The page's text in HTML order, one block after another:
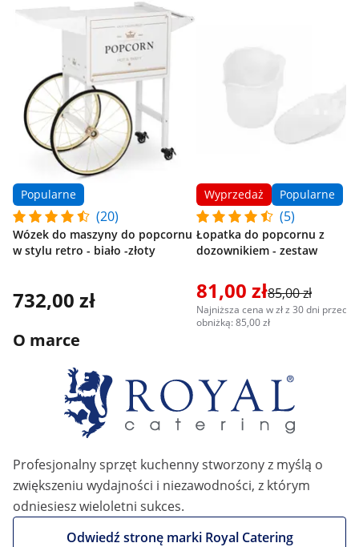
Popularne
(20)
Wózek do maszyny do popcornu
w stylu retro - biało -złoty
732,00 zł
Wyprzedaż Popularne
(5)
Łopatka do popcornu z
dozownikiem - zestaw
81,00 zł85,00 zł
Najniższa cena w zł z 30 dni przed
obniżką: 85,00 zł
O marce
Profesjonalny sprzęt kuchenny stworzony z myślą o
zwiększeniu wydajności i niezawodności, z którym
odniesiesz wieloletni sukces.
Odwiedź stronę marki Royal Catering